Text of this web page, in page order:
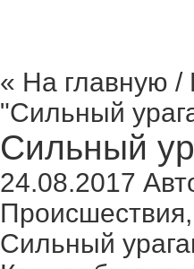
« На главную /
"Сильный
Сильный
24.08.2017
Происшествия,
Сильный